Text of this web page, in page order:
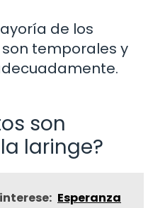
de los
temporales y
son
laringe?
Esperanza